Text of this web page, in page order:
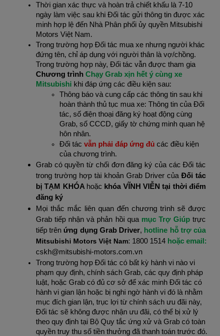
Thời gian xác thực và hoàn trả chiết khấu là 7-10
ngày làm việc sau khi Đối tác gửi thông tin được xác
minh hợp lệ đến Nhà Phân phối ủy quyền Mitsubishi
Motors Việt Nam.
Trong trường hợp Đối tác mua xe nhưng người khác
đứng tên, chỉ áp dụng với người thân là vợ/chồng.
Chương trình Chạy Grab xịn hết ý cùng xe
Mitsubishi khi đáp ứng các điều kiện sau:
Thông báo và cung cấp các thông tin sau khi
hoàn thành thủ tục mua xe: Thông tin của Đối
tác, số điện thoại đăng ký hoạt động cùng
Grab, số CCCD, giấy tờ chứng minh quan hệ
hôn nhân.
Đối tác vẫn phải đáp ứng đủ các điều kiện
của chương trình.
Grab có quyền từ chối đơn đăng ký của các Đối tác
trong trường hợp tài khoản Grab Driver của Đối tác
bị TẠM KHÓA hoặc khóa VĨNH VIỄN tại thời điểm
đăng ký
Mọi thắc mắc liên quan đến chương trình sẽ được
Grab tiếp nhận và phản hồi qua mục Trợ Giúp trực
tiếp trên ứng dụng Grab Driver,
Mitsubishi Motors Việt Nam: 1800 1514
cskh@mitsubishi-motors.com.vn
Trong trường hợp Đối tác có bất kỳ hành vi nào vi
phạm quy định, chính sách Grab, các quy định pháp
luật, hoặc Grab có đủ cơ sở để xác minh Đối tác có
hành vi gian lận hoặc bị nghi ngờ hành vi đó là nhằm
mục đích gian lận, trục lợi từ chính sách ưu đãi này,
Đối tác sẽ không được nhận ưu đãi, có thể bị xử lý
theo quy định tại Bộ Quy tắc ứng xử và Grab có toàn
quyền truy thu số tiền thưởng đã thanh toán trước đó.